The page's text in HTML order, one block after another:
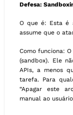
Defesa:
O que é: Esta é
assume que o
Como funciona:
(sandbox). Ele
APIs, a menos
tarefa. Para
“Apagar este
manual ao